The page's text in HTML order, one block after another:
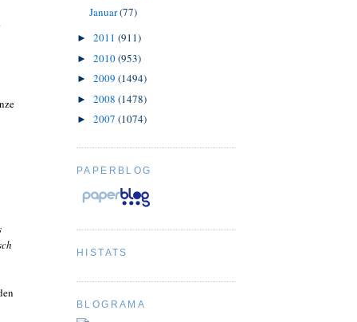
Januar(77)
► 2011 (911)
► 2010(953)
► 2009 (1494)
► 2008 (1478)
► 2007 (1074)
PAPERBLOG
HISTATS
BLOGRAMA